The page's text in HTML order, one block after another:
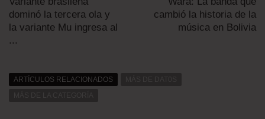
dominó la tercera ola y
la variante Mu ingresa al
...
cambió la historia de la
música en Bolivia
ARTÍCULOS RELACIONADOS